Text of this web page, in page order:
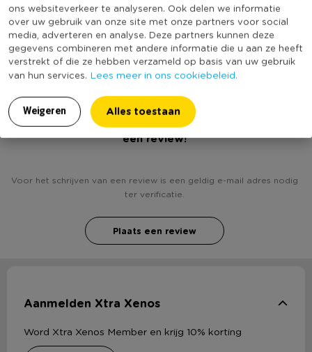
ons websiteverkeer te analyseren. Ook delen we informatie
over uw gebruik van onze site met onze partners voor social
media, adverteren en analyse. Deze partners kunnen deze
gegevens combineren met andere informatie die u aan ze heeft
verstrekt of die ze hebben verzameld op basis van uw gebruik
van hun services. Lees meer in ons cookiebeleid.
Weigeren Alles toestaan
Productlengte (cm)
45
Duurzaamheidsscore
(Nog) geen score
bekend
Heb jij Sierkussen lijnen - petrol - 45x45 cm? Schrijf
een review!
Voor het schrijven van een review is een geldig e-mail adres nodig
ter verificatie.
Plaats een review
Aanmelden Xtra Xenos
Word Xtra Xenos Member en krijg 10% korting